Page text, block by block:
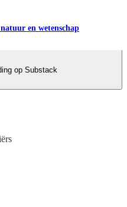
en wetenschap
op Substack